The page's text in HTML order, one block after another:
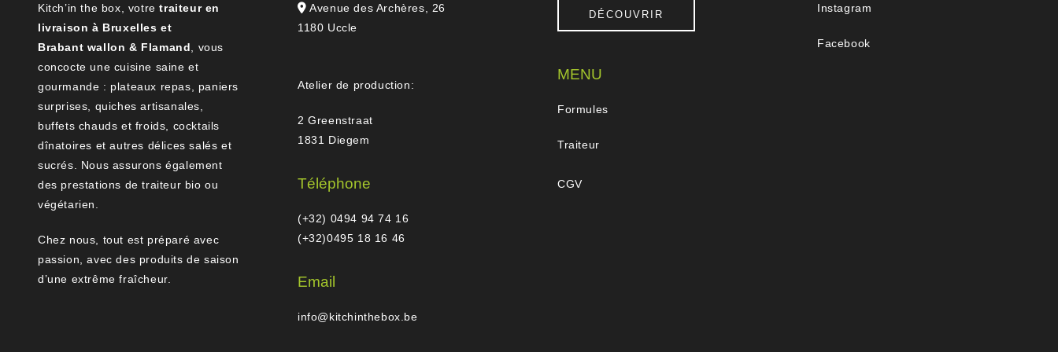
Kitch’in the box, votretraiteur en
livraison à Bruxelles et
Brabant wallon & Flamand , vous
concocte une cuisine saine et
gourmande : plateaux repas, paniers
surprises, quiches artisanales,
buffets chauds et froids, cocktails
dînatoires et autres délices salés et
sucrés. Nous assurons également
des prestations de traiteur bio ou
végétarien.
Chez nous, tout est préparé avec
passion, avec des produits de saison
d’une extrême fraîcheur.
Avenue des Archères, 26
1180 Uccle
Atelier de production:
2 Greenstraat
1831 Diegem
Téléphone
(+32) 0494 94 74 16
(+32)0495 18 16 46
Email
info@kitchinthebox.be
DÉCOUVRIR
MENU
Formules
Traiteur
CGV
Instagram
Facebook